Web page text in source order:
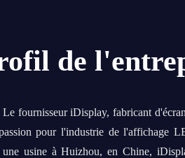
de
Le fournisseur iDisplay, fabricant
pour l'industrie de l'affichage
une usine à Huizhou, en Chine,